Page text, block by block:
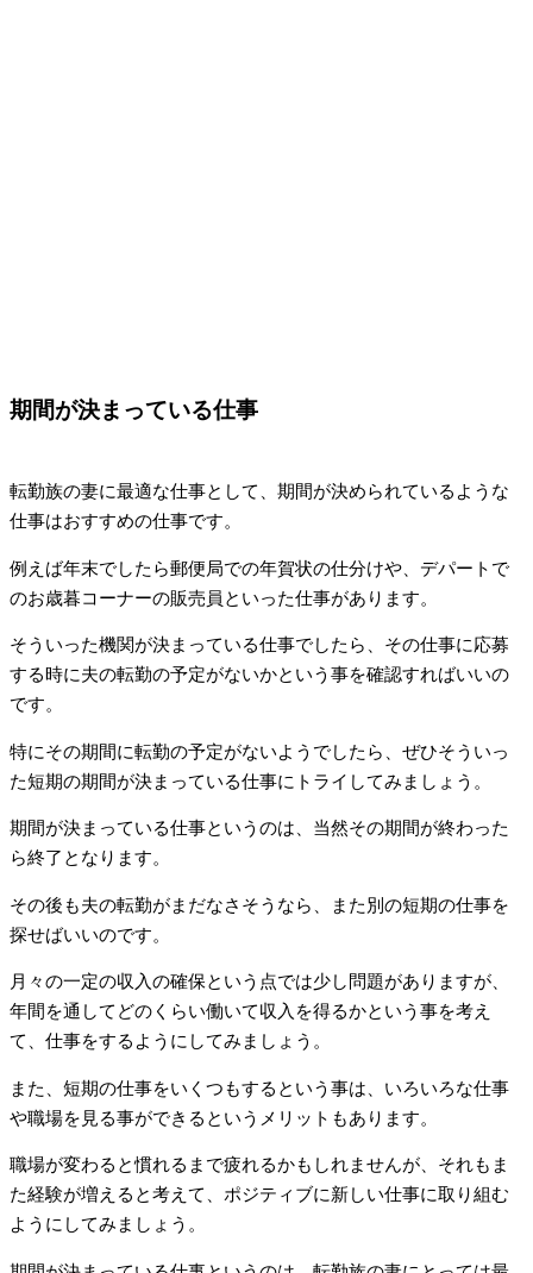
期間が決まっている仕事
転勤族の妻に最適な仕事として、期間が決められているような
仕事はおすすめの仕事です。
例えば年末でしたら郵便局での年賀状の仕分けや、デパートで
のお歳暮コーナーの販売員といった仕事があります。
そういった機関が決まっている仕事でしたら、その仕事に応募
する時に夫の転勤の予定がないかという事を確認すればいいの
です。
特にその期間に転勤の予定がないようでしたら、ぜひそういっ
た短期の期間が決まっている仕事にトライしてみましょう。
期間が決まっている仕事というのは、当然その期間が終わった
ら終了となります。
その後も夫の転勤がまだなさそうなら、また別の短期の仕事を
探せばいいのです。
月々の一定の収入の確保という点では少し問題がありますが、
年間を通してどのくらい働いて収入を得るかという事を考え
て、仕事をするようにしてみましょう。
また、短期の仕事をいくつもするという事は、いろいろな仕事
や職場を見る事ができるというメリットもあります。
職場が変わると慣れるまで疲れるかもしれませんが、それもま
た経験が増えると考えて、ポジティブに新しい仕事に取り組む
ようにしてみましょう。